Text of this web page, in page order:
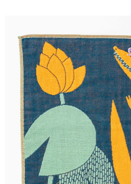
法說明評估內容。
【繳款方式說明】
1.分期款項不併入電信帳單，「大哥付你分
醒簡訊。
2.透過簡訊連結打開帳單後，可選擇「超商
帳／街口支付／iPASS MONEY」等通路繳
【注意事項】
1.本服務係由「台灣大哥大股份有限公司」
用戶於交易時，得透過本服務購買商品或服
買賣價金債權讓與本公司後，依約使用本公
2.基於同意付款使用「大哥付你分期」之契
資料（包含姓名、電話或地址）提供予台灣
由本公司與您本人進行分期帳單所需資料之
3.完整用戶服務條款，請詳閱以下連結：
２．便利：只要手機號碼，簡訊認證，即可
３．安心：先確認商品／服務後，再付款。
【「AFTEE先享後付」結帳流程】
１．於結帳方式選擇「AFTEE先享後付」後
結帳頁面，進行簡訊認證並確認金額後，即
２．訂單成立數日內，您將收到繳費通知簡
３．收到繳費通知簡訊後14天內，點擊此簡
ATM／網路銀行／等多元方式進行付款，方
※ 請注意：結帳手續完成當下不需立刻繳費
購買商品的店家。未經商家同意取消之訂單
後付繳納相關費用。
※ 交易是否成功請以「AFTEE先享後付 」
是否繳費成功／繳費後需取消欲退款等相關
客戶支援中心」 https://
【注意事項】
付款後全家取貨
每筆NT$70，滿NT$899(含以上)免運費
付款後7-11取貨
每筆NT$70，滿NT$899(含以上)免運費
宅配
每筆NT$100，滿NT$1,000(含以上)免
京站台北店客服中心(1F星巴克旁) 即
請自備購物袋，若需購買紙袋可現場詢
免運費